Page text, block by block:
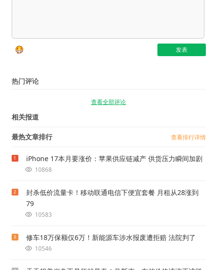
热门评论
查看全部评论
相关报道
最热文章排行 查看排行详情
1 iPhone 17本月要涨价：苹果供应链减产 供货压力瞬间加剧
10868
2
封杀低价流量卡！移动联通电信下便宜套餐 月租从28涨到
79
10583
3 修车18万保额仅6万！新能源车涉水报废遭拒赔 法院判了
10546